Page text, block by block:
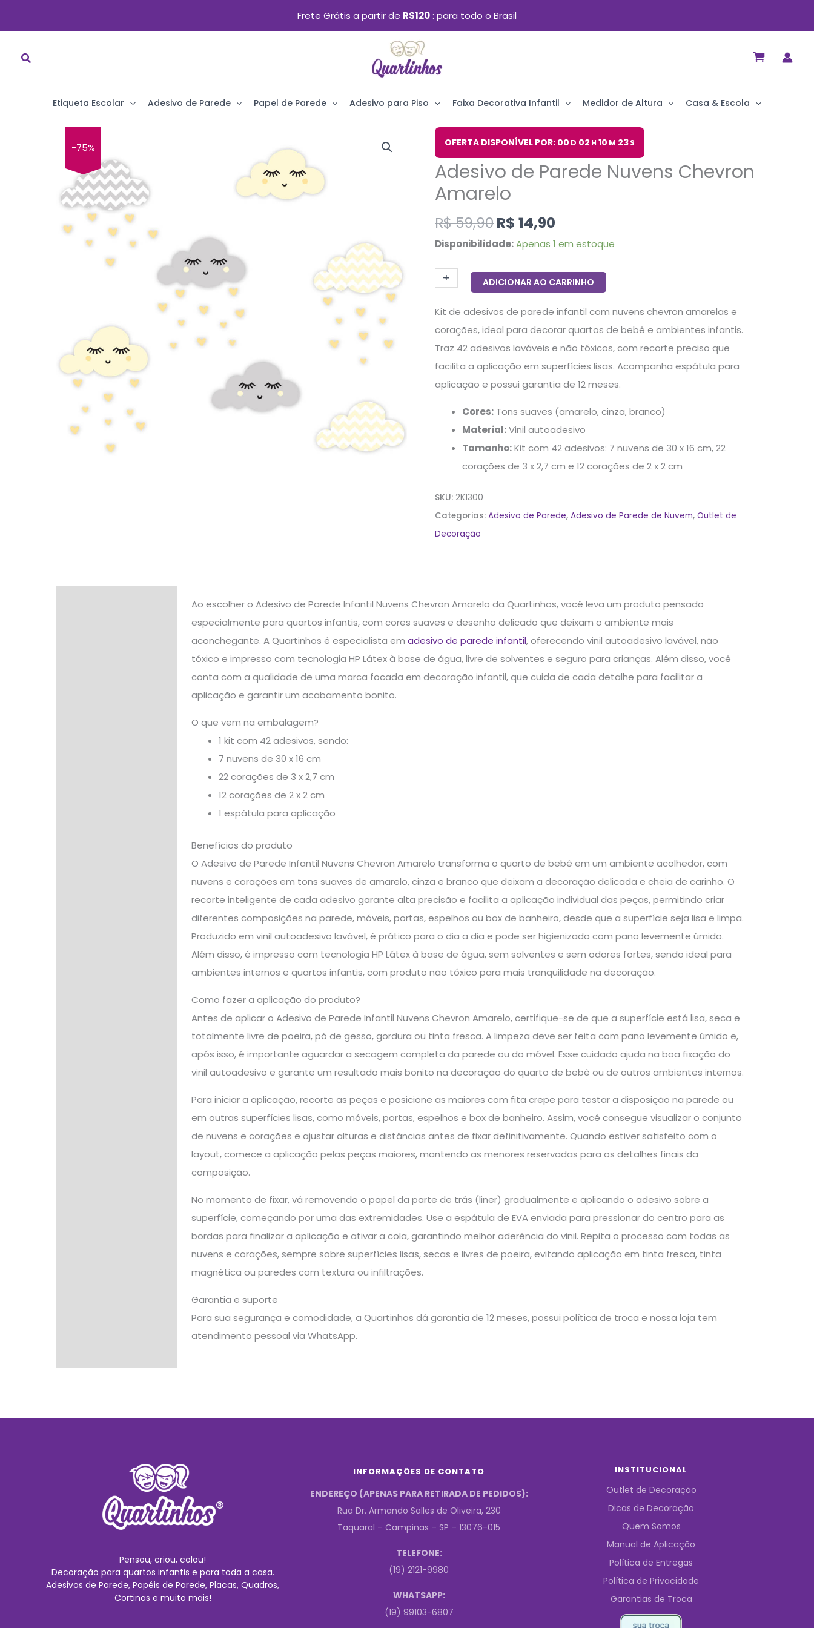
Ir
Frete Grátis a partir de R$120 para todo o Brasil
Etiqueta Escolar Adesivo de Parede Papel de Parede Adesivo para Piso Faixa Decorativa Infantil Medidor de Altura Casa & Escola
-75% OFERTA DISPONÍVEL POR: 00 D 02 H 10 M 22S
Adesivo de Parede Nuvens Chevron
Amarelo
R$59,90
O
preço
original
era:
R$ 14,90
O
preço
atual
Disponibilidade: Apenas 1 em estoque
-
Adesivo
de
Parede
Nuvens
Amarelo
quantidade
+ ADICIONAR AO CARRINHO
Kit de adesivos de parede infantil com nuvens chevron amarelas e
corações, ideal para decorar quartos de bebê e ambientes infantis.
Traz 42 adesivos laváveis e não tóxicos, com recorte preciso que
facilita a aplicação em superfícies lisas. Acompanha espátula para
aplicação e possui garantia de 12 meses.
Cores: Tons suaves (amarelo, cinza, branco)
Material:Vinil autoadesivo
Tamanho:Kit com 42 adesivos: 7 nuvens de 30 x 16 cm, 22
corações de 3 x 2,7 cm e 12 corações de 2 x 2 cm
SKU:2K1300
Categorias:Adesivo de Parede,Adesivo de Parede de Nuvem,Outlet de
Decoração
Ao escolher o Adesivo de Parede Infantil Nuvens Chevron Amarelo da Quartinhos, você leva um produto pensado
especialmente para quartos infantis, com cores suaves e desenho delicado que deixam o ambiente mais
aconchegante. A Quartinhos é especialista em adesivo de parede infantil, oferecendo vinil autoadesivo lavável, não
tóxico e impresso com tecnologia HP Látex à base de água, livre de solventes e seguro para crianças. Além disso, você
conta com a qualidade de uma marca focada em decoração infantil, que cuida de cada detalhe para facilitar a
aplicação e garantir um acabamento bonito.
O que vem na embalagem?
1 kit com 42 adesivos, sendo:
7 nuvens de 30 x 16 cm
22 corações de 3 x 2,7 cm
12 corações de 2 x 2 cm
1 espátula para aplicação
Benefícios do produto
O Adesivo de Parede Infantil Nuvens Chevron Amarelo transforma o quarto de bebê em um ambiente acolhedor, com
nuvens e corações em tons suaves de amarelo, cinza e branco que deixam a decoração delicada e cheia de carinho. O
recorte inteligente de cada adesivo garante alta precisão e facilita a aplicação individual das peças, permitindo criar
diferentes composições na parede, móveis, portas, espelhos ou box de banheiro, desde que a superfície seja lisa e limpa.
Produzido em vinil autoadesivo lavável, é prático para o dia a dia e pode ser higienizado com pano levemente úmido.
Além disso, é impresso com tecnologia HP Látex à base de água, sem solventes e sem odores fortes, sendo ideal para
ambientes internos e quartos infantis, com produto não tóxico para mais tranquilidade na decoração.
Como fazer a aplicação do produto?
Antes de aplicar o Adesivo de Parede Infantil Nuvens Chevron Amarelo, certifique-se de que a superfície está lisa, seca e
totalmente livre de poeira, pó de gesso, gordura ou tinta fresca. A limpeza deve ser feita com pano levemente úmido e,
após isso, é importante aguardar a secagem completa da parede ou do móvel. Esse cuidado ajuda na boa fixação do
vinil autoadesivo e garante um resultado mais bonito na decoração do quarto de bebê ou de outros ambientes internos.
Para iniciar a aplicação, recorte as peças e posicione as maiores com fita crepe para testar a disposição na parede ou
em outras superfícies lisas, como móveis, portas, espelhos e box de banheiro. Assim, você consegue visualizar o conjunto
de nuvens e corações e ajustar alturas e distâncias antes de fixar definitivamente. Quando estiver satisfeito com o
layout, comece a aplicação pelas peças maiores, mantendo as menores reservadas para os detalhes finais da
composição.
No momento de fixar, vá removendo o papel da parte de trás (liner) gradualmente e aplicando o adesivo sobre a
superfície, começando por uma das extremidades. Use a espátula de EVA enviada para pressionar do centro para as
bordas para finalizar a aplicação e ativar a cola, garantindo melhor aderência do vinil. Repita o processo com todas as
nuvens e corações, sempre sobre superfícies lisas, secas e livres de poeira, evitando aplicação em tinta fresca, tinta
magnética ou paredes com textura ou infiltrações.
Garantia e suporte
Para sua segurança e comodidade, a Quartinhos dá garantia de 12 meses, possui política de troca e nossa loja tem
atendimento pessoal via WhatsApp.
Pensou, criou, colou!
Decoração para quartos infantis e para toda a casa.
Adesivos de Parede, Papéis de Parede, Placas, Quadros,
Cortinas e muito mais!
INFORMAÇÕES DE CONTATO
ENDEREÇO (APENAS PARA RETIRADA DE PEDIDOS):
Rua Dr. Armando Salles de Oliveira, 230
Taquaral – Campinas – SP – 13076-015
TELEFONE:
(19) 2121-9980
WHATSAPP:
(19) 99103-6807
INSTITUCIONAL
Outlet de Decoração
Dicas de Decoração
Quem Somos
Manual de Aplicação
Política de Entregas
Política de Privacidade
Garantias de Troca